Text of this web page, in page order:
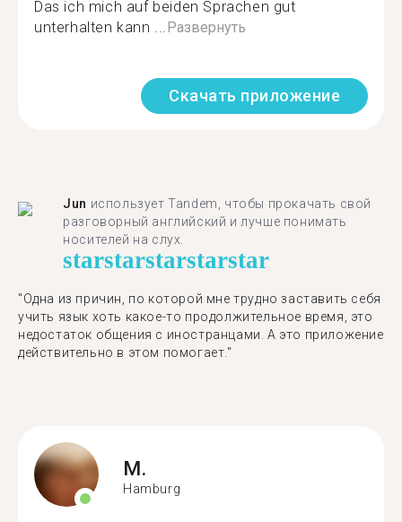
Das ich mich auf beiden Sprachen gut
unterhalten kann ...Развернуть
Скачать приложение
Jun использует Tandem, чтобы прокачать свой
разговорный английский и лучше понимать
носителей на слух.
starstarstarstarstar
"Одна из причин, по которой мне трудно заставить себя
учить язык хоть какое-то продолжительное время, это
недостаток общения с иностранцами. А это приложение
действительно в этом помогает."
M.
Hamburg